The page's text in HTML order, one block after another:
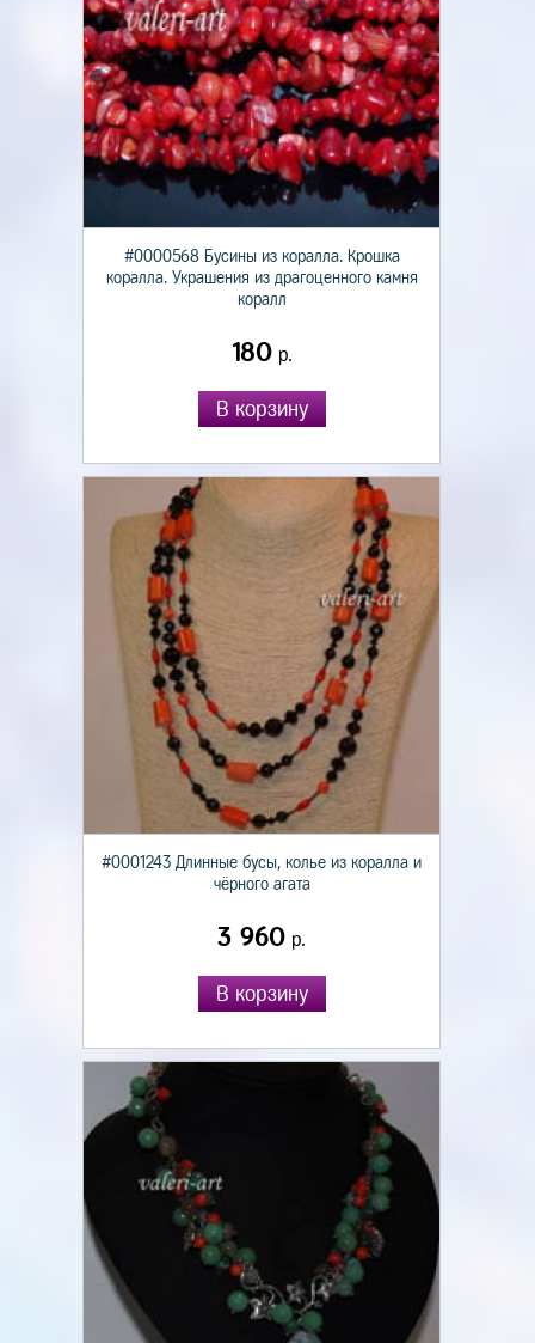
#0000568 Бусины из коралла. Крошка
коралла. Украшения из драгоценного камня
коралл
180р.
В корзину
#0001243 Длинные бусы, колье из коралла и
чёрного агата
3 960 р.
В корзину